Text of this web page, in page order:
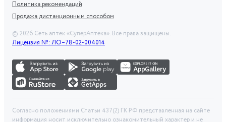
Политика рекомендаций
Продажа дистанционным способом
© 2026 Сеть аптек «СуперАптека». Все права защищены.
Лицензия №: ЛО–78-02-004014
Согласно положениями Статьи 437(2) ГК РФ представленная на сайте
информация носит исключительно ознакомительный характер и не